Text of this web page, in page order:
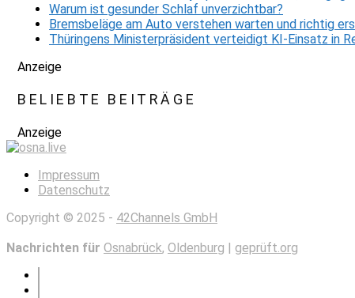
Warum ist gesunder Schlaf unverzichtbar?
Bremsbeläge am Auto verstehen warten und richtig
Thüringens Ministerpräsident verteidigt KI-Einsatz in
Anzeige
BELIEBTE BEITRÄGE
Anzeige
Impressum
Datenschutz
Copyright © 2025 - 42Channels GmbH
Nachrichten für Osnabrück, Oldenburg | geprüft.org